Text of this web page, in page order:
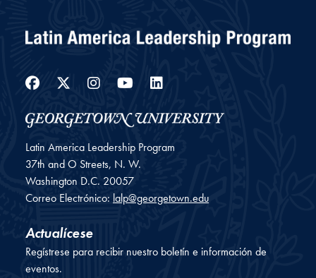
Facebook
Twitter
Instagram
YouTube
LinkedIn
Latin America Leadership Program
37th and O Streets, N. W.
Washington D.C. 20057
Correo Electrónico: lalp@georgetown.edu
Actualícese
Regístrese para recibir nuestro boletín e información de
eventos.